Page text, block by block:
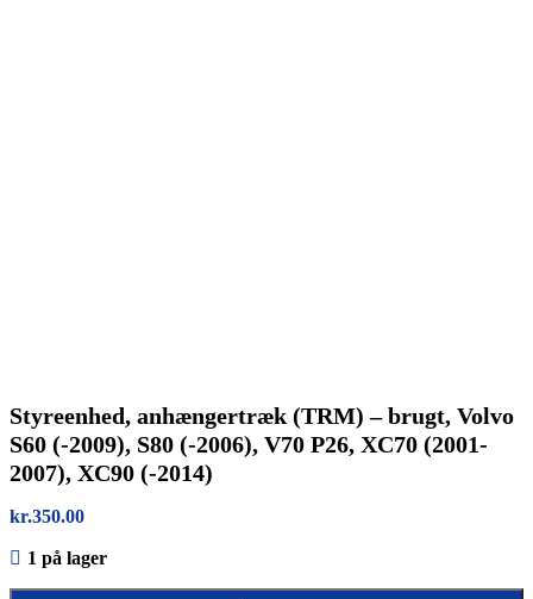
Styreenhed, anhængertræk (TRM) – brugt, Volvo
S60 (-2009), S80 (-2006), V70 P26, XC70 (2001-
2007), XC90 (-2014)
kr.350.00
1 på lager